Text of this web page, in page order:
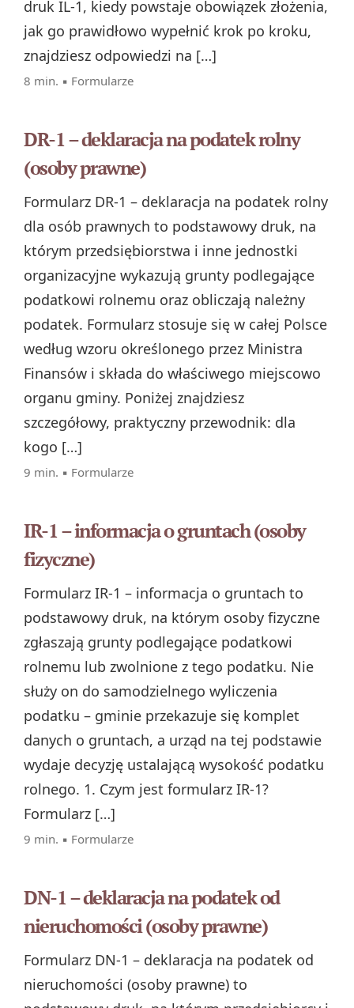
druk IL‑1, kiedy powstaje obowiązek złożenia,
jak go prawidłowo wypełnić krok po kroku,
znajdziesz odpowiedzi na […]
8 min. ▪ Formularze
DR-1 – deklaracja na podatek rolny
(osoby prawne)
Formularz DR-1 – deklaracja na podatek rolny
dla osób prawnych to podstawowy druk, na
którym przedsiębiorstwa i inne jednostki
organizacyjne wykazują grunty podlegające
podatkowi rolnemu oraz obliczają należny
podatek. Formularz stosuje się w całej Polsce
według wzoru określonego przez Ministra
Finansów i składa do właściwego miejscowo
organu gminy. Poniżej znajdziesz
szczegółowy, praktyczny przewodnik: dla
kogo […]
9 min. ▪ Formularze
IR-1 – informacja o gruntach (osoby
fizyczne)
Formularz IR‑1 – informacja o gruntach to
podstawowy druk, na którym osoby fizyczne
zgłaszają grunty podlegające podatkowi
rolnemu lub zwolnione z tego podatku. Nie
służy on do samodzielnego wyliczenia
podatku – gminie przekazuje się komplet
danych o gruntach, a urząd na tej podstawie
wydaje decyzję ustalającą wysokość podatku
rolnego. 1. Czym jest formularz IR‑1?
Formularz […]
9 min. ▪ Formularze
DN-1 – deklaracja na podatek od
nieruchomości (osoby prawne)
Formularz DN‑1 – deklaracja na podatek od
nieruchomości (osoby prawne) to